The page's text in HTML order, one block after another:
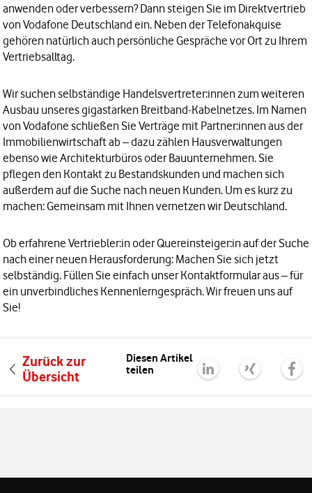
anwenden oder verbessern? Dann steigen Sie im Direktvertrieb
von Vodafone Deutschland ein. Neben der Telefonakquise
gehören natürlich auch persönliche Gespräche vor Ort zu Ihrem
Vertriebsalltag.
Wir suchen selbständige Handelsvertreter:innenzum weiteren
Ausbau unseres gigastarken Breitband-Kabelnetzes. Im Namen
von Vodafone schließen Sie Verträge mit Partner:innen aus der
Immobilienwirtschaftab – dazu zählen Hausverwaltungen
ebenso wie Architekturbüros oder Bauunternehmen. Sie
pflegen den Kontakt zu Bestandskunden und machen sich
außerdem auf die Suche nach neuen Kunden. Um es kurz zu
machen: Gemeinsam mit Ihnen vernetzen wir Deutschland.
Ob erfahrene Vertriebler:in oderQuereinsteiger:inauf der Suche
nach einer neuen Herausforderung: Machen Sie sich jetzt
selbständig. Füllen Sie einfach unserKontaktformularaus – für
ein unverbindliches Kennenlerngespräch. Wir freuen uns auf
Sie!
Zurück zur
Übersicht
Diesen Artikel
teilen